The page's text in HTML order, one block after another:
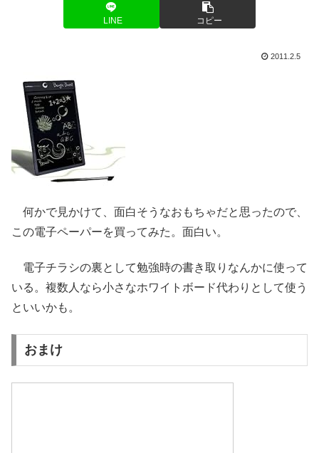
LINE コピー
2011.2.5
何かで見かけて、面白そうなおもちゃだと思ったので、
この電子ペーパーを買ってみた。面白い。
電子チラシの裏として勉強時の書き取りなんかに使って
いる。複数人なら小さなホワイトボード代わりとして使う
といいかも。
おまけ